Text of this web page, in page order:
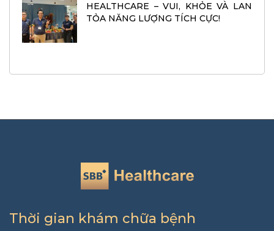
HEALTHCARE – VUI, KHỎE VÀ LAN
TỎA NĂNG LƯỢNG TÍCH CỰC!
Thời gian khám chữa bệnh